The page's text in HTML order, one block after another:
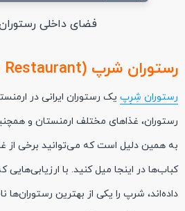
فضای داخلی
رستوران شرپ (Sherep Restaurant)
رستوران شِرِپ یک رستوران ایرانی در
رستوران، غذاهای مختلف ارمنستان و
به همین دلیل است که می‌توانید برخی از
کباب‌ها در اینجا میل کنید. با ارزیابی‌هایی
داده‌اند، شرپ را یکی از بهترین رستوران‌ها